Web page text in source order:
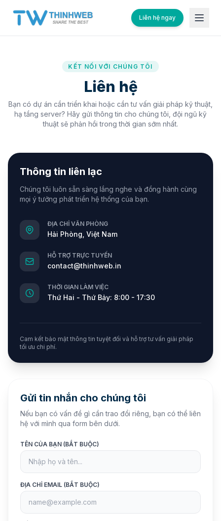
Liên hệ ngay
KẾT NỐI VỚI CHÚNG TÔI
Liên hệ
Bạn có dự án cần triển khai hoặc cần tư vấn giải pháp kỹ thuật,
hạ tầng server? Hãy gửi thông tin cho chúng tôi, đội ngũ kỹ
thuật sẽ phản hồi trong thời gian sớm nhất.
Thông tin liên lạc
Chúng tôi luôn sẵn sàng lắng nghe và đồng hành cùng
mọi ý tưởng phát triển hệ thống của bạn.
ĐỊA CHỈ VĂN PHÒNG
Hải Phòng, Việt Nam
HỖ TRỢ TRỰC TUYẾN
contact@thinhweb.in
THỜI GIAN LÀM VIỆC
Thứ Hai - Thứ Bảy: 8:00 - 17:30
Cam kết bảo mật thông tin tuyệt đối và hỗ trợ tư vấn giải pháp
tối ưu chi phí.
Gửi tin nhắn cho chúng tôi
Nếu bạn có vấn đề gì cần trao đổi riêng, bạn có thể liên
hệ với mình qua form bên dưới.
TÊN CỦA BẠN (BẮT BUỘC)
ĐỊA CHỈ EMAIL (BẮT BUỘC)